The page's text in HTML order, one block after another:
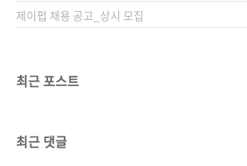
저것, 기웃기웃..
제이펍 채용 공고_상시 모집
최근 포스트
최근 댓글